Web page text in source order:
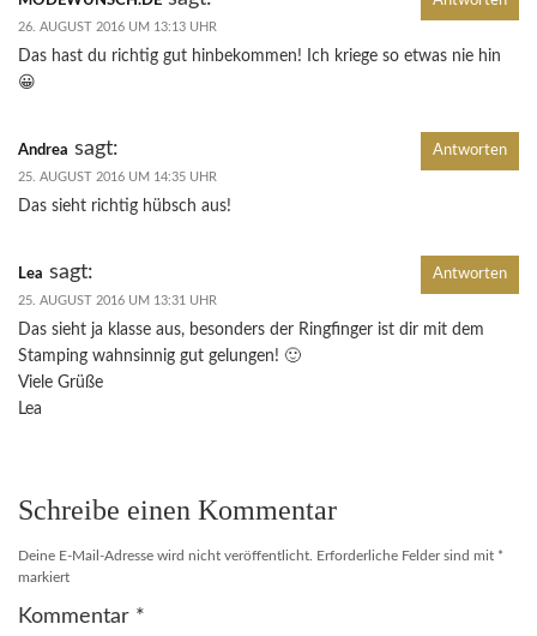
26. AUGUST 2016 UM 13:13 UHR
Das hast du richtig gut hinbekommen! Ich kriege so etwas nie hin
😀
Andrea sagt:
25. AUGUST 2016 UM 14:35 UHR
Das sieht richtig hübsch aus!
Antworten
Lea sagt:
25. AUGUST 2016 UM 13:31 UHR
Das sieht ja klasse aus, besonders der Ringfinger ist dir mit dem
Stamping wahnsinnig gut gelungen! 🙂
Viele Grüße
Lea
Antworten
Schreibe einen Kommentar
Deine E-Mail-Adresse wird nicht veröffentlicht. Erforderliche Felder sind mit *
markiert
Kommentar *